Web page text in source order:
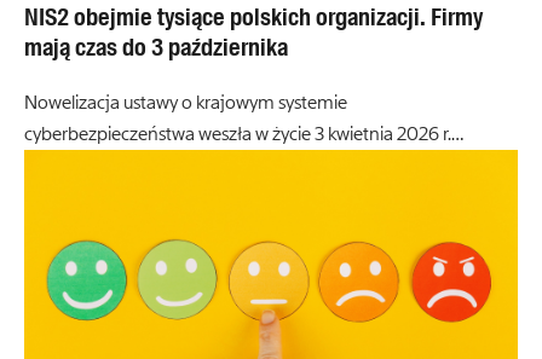
NIS2 obejmie tysiące polskich organizacji. Firmy
mają czas do 3 października
Nowelizacja ustawy o krajowym systemie
cyberbezpieczeństwa weszła w życie 3 kwietnia 2026 r.…